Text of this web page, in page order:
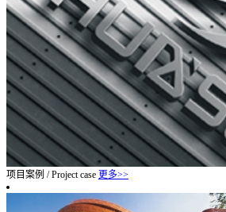
项目案例 / Project case 更多>>